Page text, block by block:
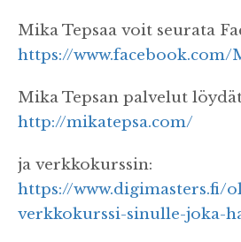
Mika Tepsaa voit seurata
https://www.facebook.com/
Mika Tepsan palvelut
http://mikatepsa.com/
ja verkkokurssin:
https://www.digimasters.fi/
verkkokurssi-sinulle-joka-